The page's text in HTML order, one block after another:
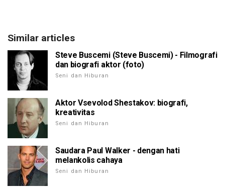
Similar articles
Steve Buscemi (Steve Buscemi) - Filmografi
dan biografi aktor (foto)
Seni dan Hiburan
Aktor Vsevolod Shestakov: biografi,
kreativitas
Seni dan Hiburan
Saudara Paul Walker - dengan hati
melankolis cahaya
Seni dan Hiburan